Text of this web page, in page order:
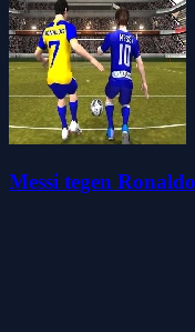
Messi tegen Ronaldo